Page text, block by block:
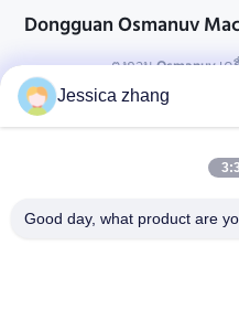
Dongguan Osmanuv
ตงกวน Osmanuv เ
28 อุตสาหกรรมที่สอง Liu
86-
Jessica zhang
Good day, what product are